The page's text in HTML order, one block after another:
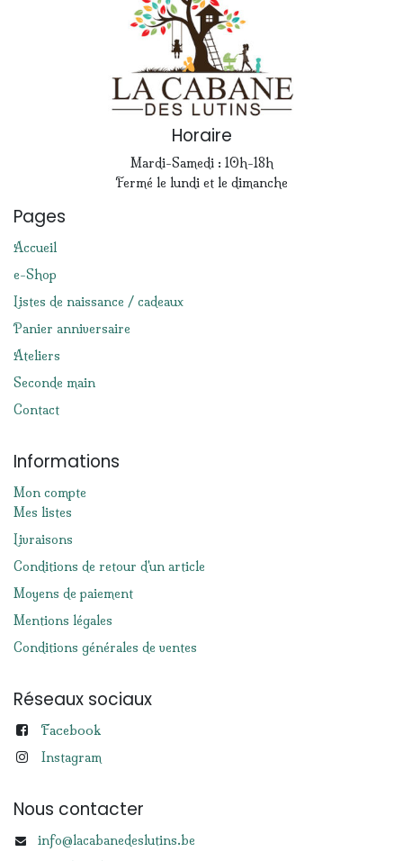
Horaire
Mardi-Samedi : 10h-18h
Fermé le lundi et le dimanche
Pages
Accueil
e-Shop
Listes de naissance / cadeaux
Panier anniversaire
Ateliers
Seconde main
Contact
Informations
Mon compte
Mes listes
Livraisons
Conditions de retour d'un article
Moyens de paiement
Mentions légales
Conditions générales de ventes
Réseaux sociaux
Facebook
Instagram
Nous contacter
info@lacabanedeslutins.be